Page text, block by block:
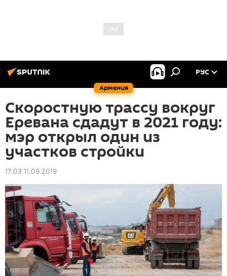
Армения
РУС
Скоростную трассу вокруг
Еревана сдадут в 2021 году:
мэр открыл один из
участков стройки
17:03 11.09.2019